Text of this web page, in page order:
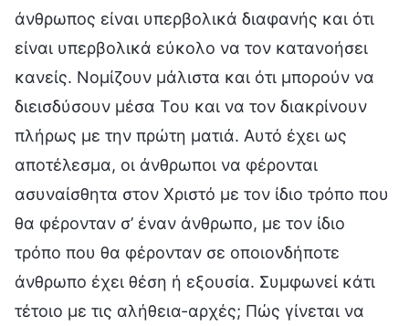
άνθρωπος είναι υπερβολικά διαφανής και ότι
είναι υπερβολικά εύκολο να τον κατανοήσει
κανείς. Νομίζουν μάλιστα και ότι μπορούν να
διεισδύσουν μέσα Του και να τον διακρίνουν
πλήρως με την πρώτη ματιά. Αυτό έχει ως
αποτέλεσμα, οι άνθρωποι να φέρονται
ασυναίσθητα στον Χριστό με τον ίδιο τρόπο που
θα φέρονταν σ’ έναν άνθρωπο, με τον ίδιο
τρόπο που θα φέρονταν σε οποιονδήποτε
άνθρωπο έχει θέση ή εξουσία. Συμφωνεί κάτι
τέτοιο με τις αλήθεια-αρχές; Πώς γίνεται να